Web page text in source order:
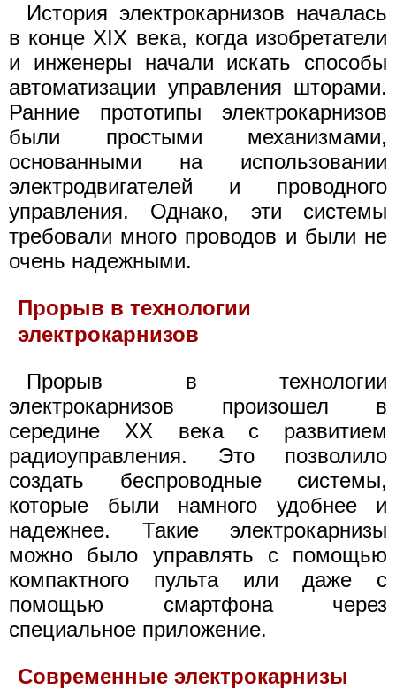
История электрокарнизов началась
в конце XIX века, когда изобретатели
и инженеры начали искать способы
автоматизации управления шторами.
Ранние прототипы электрокарнизов
были простыми механизмами,
основанными на использовании
электродвигателей и проводного
управления. Однако, эти системы
требовали много проводов и были не
очень надежными.
Прорыв в технологии
электрокарнизов
Прорыв в технологии
электрокарнизов произошел в
середине XX века с развитием
радиоуправления. Это позволило
создать беспроводные системы,
которые были намного удобнее и
надежнее. Такие электрокарнизы
можно было управлять с помощью
компактного пульта или даже с
помощью смартфона через
специальное приложение.
Современные электрокарнизы